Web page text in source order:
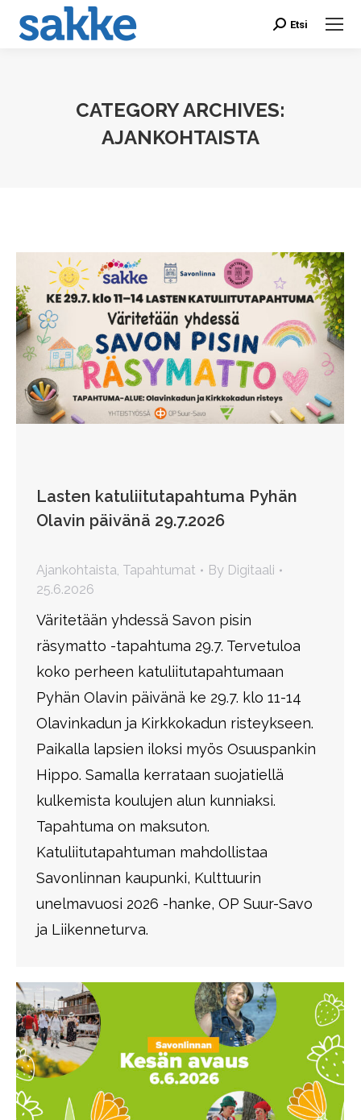
Search:
Etsi
CATEGORY ARCHIVES:
AJANKOHTAISTA
Lasten katuliitutapahtuma Pyhän
Olavin päivänä 29.7.2026
Ajankohtaista, Tapahtumat By Digitaali
25.6.2026
Väritetään yhdessä Savon pisin
räsymatto -tapahtuma 29.7. Tervetuloa
koko perheen katuliitutapahtumaan
Pyhän Olavin päivänä ke 29.7. klo 11-14
Olavinkadun ja Kirkkokadun risteykseen.
Paikalla lapsien iloksi myös Osuuspankin
Hippo. Samalla kerrataan suojatiellä
kulkemista koulujen alun kunniaksi.
Tapahtuma on maksuton.
Katuliitutapahtuman mahdollistaa
Savonlinnan kaupunki, Kulttuurin
unelmavuosi 2026 -hanke, OP Suur-Savo
ja Liikenneturva.